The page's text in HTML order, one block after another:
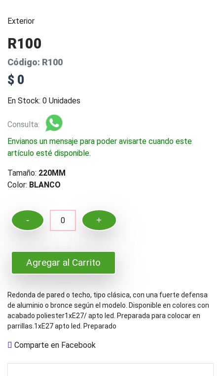
Exterior
R100
Código: R100
$ 0
En Stock: 0 Unidades
Consulta:
Envianos un mensaje para poder avisarte cuando este
artículo esté disponible.
Tamaño: 220MM
Color: BLANCO
- 0 +
Agregar al Carrito
Redonda de pared o techo, tipo clásica, con una fuerte defensa
de aluminio o bronce según el modelo. Disponible en colores con
acabado poliester1xE27/ apto led. Preparada para colocar en
parrillas.1xE27 apto led. Preparado
Comparte en Facebook